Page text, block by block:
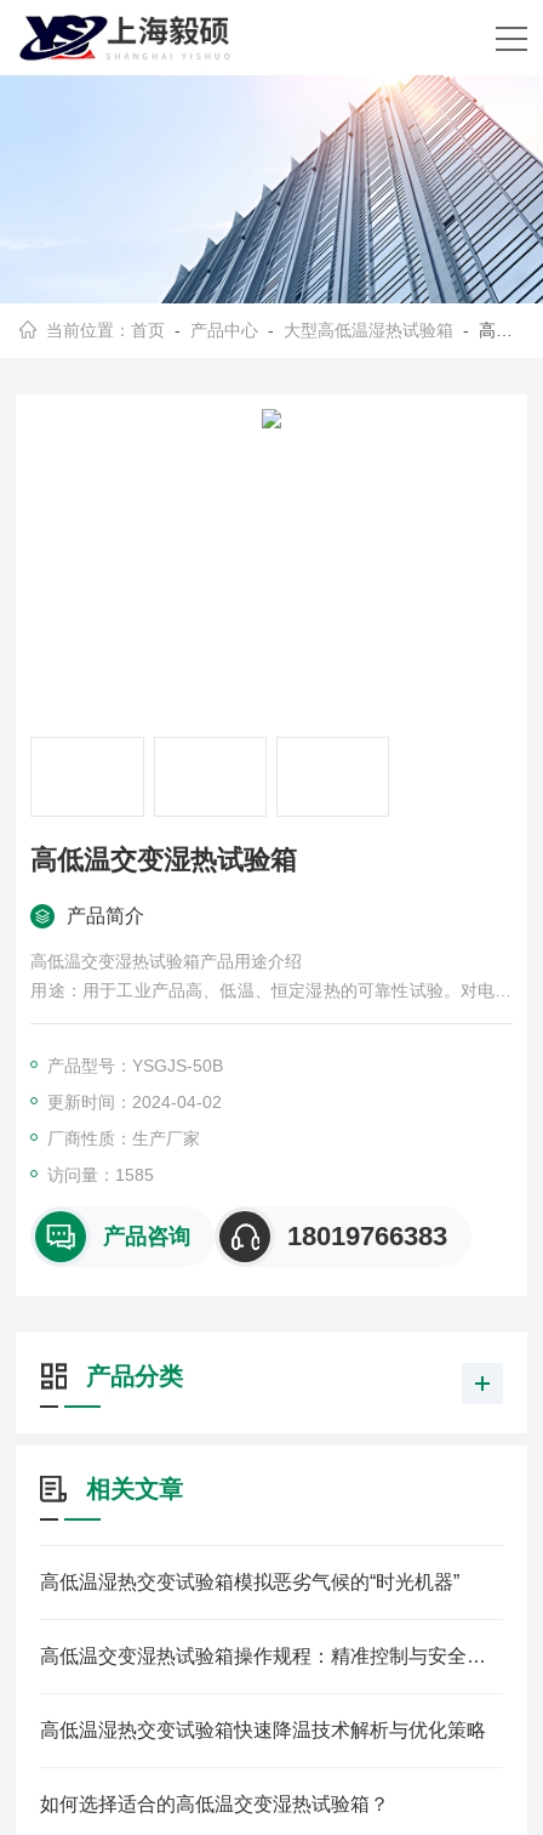
当前位置：首页 - 产品中心 - 大型高低温湿热试验箱 - 高低温交变湿热试验箱型号选择
高低温交变湿热试验箱
产品简介
高低温交变湿热试验箱产品用途介绍
用途：用于工业产品高、低温、恒定湿热的可靠性试验。对电子
电工、汽车摩托、航空航天、船舶兵器、高等院校、科研单位等
下，检验其各项性能指标。
产品型号：YSGJS-50B
更新时间：2024-04-02
厂商性质：生产厂家
访问量：1585
产品咨询 18019766383
产品分类
相关文章
高低温湿热交变试验箱模拟恶劣气候的“时光机器”
高低温交变湿热试验箱操作规程：精准控制与安全防护全解析
高低温湿热交变试验箱快速降温技术解析与优化策略
如何选择适合的高低温交变湿热试验箱？